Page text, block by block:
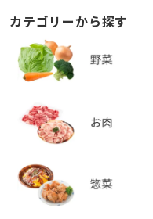
カテゴリーから探す